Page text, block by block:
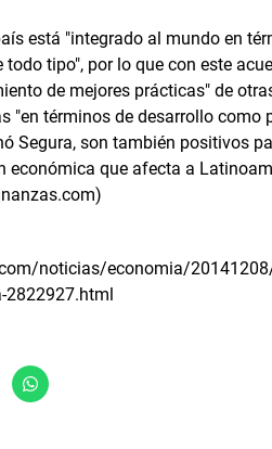
está "integrado al mundo en
tipo", por lo que con este
de mejores prácticas" de
"en términos de desarrollo como
Segura, son también positivos
económica que afecta a
noticias/economia/
2822927.html